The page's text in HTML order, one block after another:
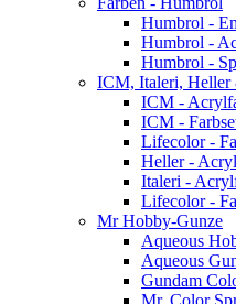
Humbrol -
Humbrol -
Humbrol -
ICM, Italeri,
ICM -
ICM -
Lifecolor -
Heller -
Italeri -
Lifecolor -
Mr Hobby-Gunze
Aqueous
Aqueous
Gundam
Mr. Color